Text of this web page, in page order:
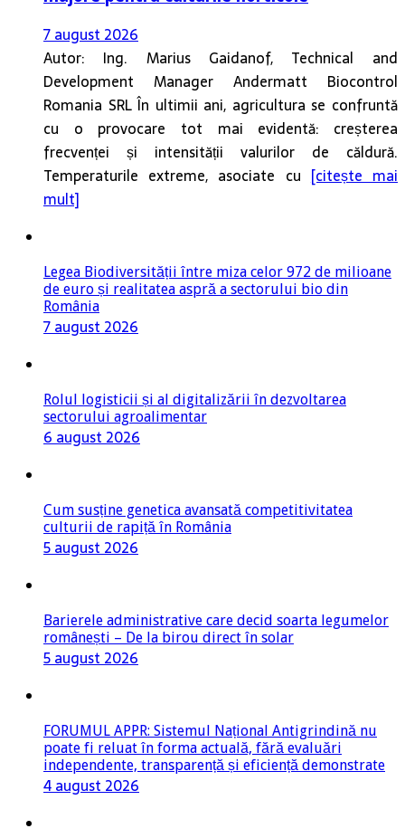
7 august 2026
Autor: Ing. Marius Gaidanof, Technical and
Development Manager Andermatt Biocontrol
Romania SRL În ultimii ani, agricultura se confruntă
cu o provocare tot mai evidentă: creșterea
frecvenței și intensității valurilor de căldură.
Temperaturile extreme, asociate cu [citește mai
mult]
Legea Biodiversității între miza celor 972 de milioane
de euro și realitatea aspră a sectorului bio din
România
7 august 2026
Rolul logisticii și al digitalizării în dezvoltarea
sectorului agroalimentar
6 august 2026
Cum susține genetica avansată competitivitatea
culturii de rapiță în România
5 august 2026
Barierele administrative care decid soarta legumelor
românești – De la birou direct în solar
5 august 2026
FORUMUL APPR: Sistemul Național Antigrindină nu
poate fi reluat în forma actuală, fără evaluări
independente, transparență și eficiență demonstrate
4 august 2026